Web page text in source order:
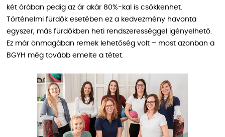
két órában pedig az ár akár 80%-kal is csökkenhet.
Történelmi fürdők esetében ez a kedvezmény havonta
egyszer, más fürdőkben heti rendszerességgel igényelhető.
Ez már önmagában remek lehetőség volt – most azonban a
BGYH még tovább emelte a tétet.